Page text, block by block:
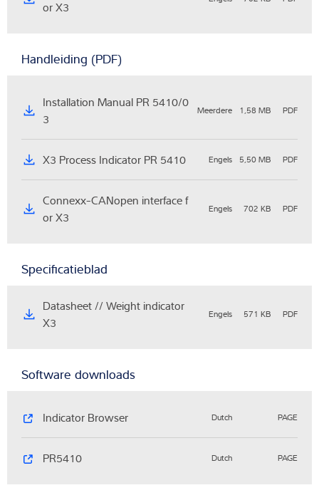
or X3
Handleiding (PDF)
Installation Manual PR 5410/0
3
Meerdere 1,58 MB PDF
X3 Process Indicator PR 5410 Engels 5,50 MB PDF
Connexx-CANopen interface f
or X3
Engels 702 KB PDF
Specificatieblad
Datasheet // Weight indicator
X3
Engels 571 KB PDF
Software downloads
Indicator Browser Dutch PAGE
PR5410 Dutch PAGE